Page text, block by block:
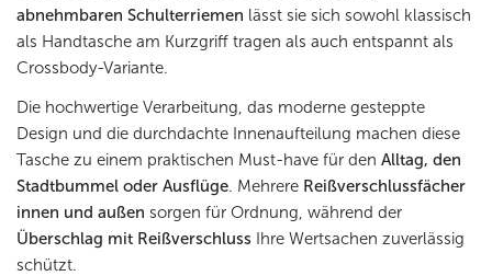
abnehmbaren Schulterriemen lässt sie sich sowohl klassisch
als Handtasche am Kurzgriff tragen als auch entspannt als
Crossbody-Variante.
Die hochwertige Verarbeitung, das moderne gesteppte
Design und die durchdachte Innenaufteilung machen diese
Tasche zu einem praktischen Must-have für den Alltag, den
Stadtbummel oder Ausflüge. Mehrere Reißverschlussfächer
innen und außen sorgen für Ordnung, während der
Überschlag mit Reißverschluss Ihre Wertsachen zuverlässig
schützt.